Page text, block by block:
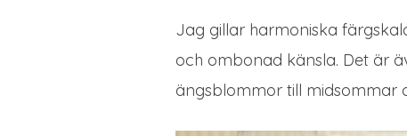
Jag gillar harmoniska
och ombonad känsla. Det är
ängsblommor till midsommar